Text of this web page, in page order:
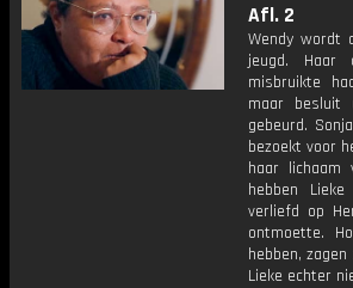
Afl. 2
Wendy wordt
jeugd. Haar
misbruikte
maar
gebeurd.
bezoekt voor
haar lichaam
hebben
verliefd op
ontmoette.
hebben,
Lieke echter